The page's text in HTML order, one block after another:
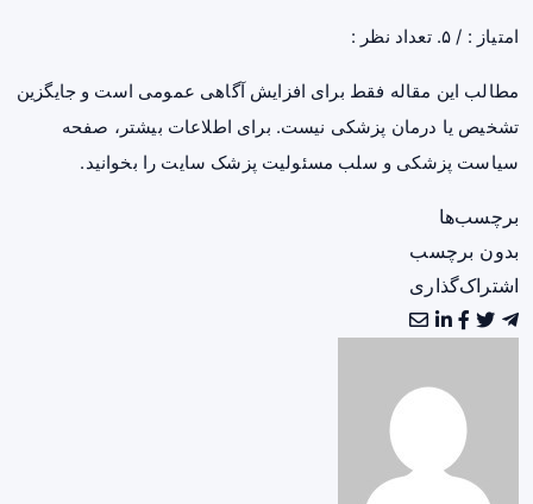
امتیاز : / ۵. تعداد نظر :
مطالب این مقاله فقط برای افزایش آگاهی عمومی است و جایگزین
تشخیص یا درمان پزشکی نیست. برای اطلاعات بیشتر، صفحه
سیاست پزشکی و سلب مسئولیت پزشک سایت را بخوانید.
برچسب‌ها
بدون برچسب
اشتراک‌گذاری